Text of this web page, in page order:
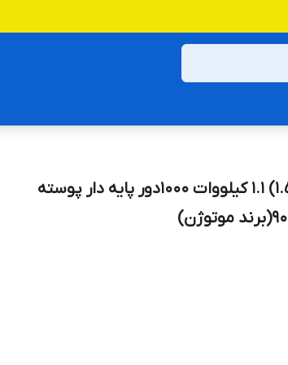
الکتروموتور (1.5HP) 1.1 کیلووات 1000دور پایه دار پوسته